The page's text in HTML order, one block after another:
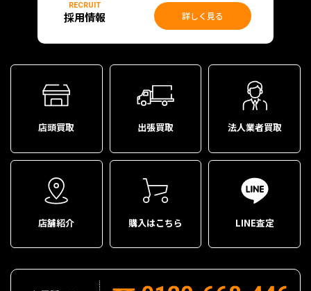
RECRUIT
採用情報 詳しく見る
店頭買取 出張買取 法人業者買取
店舗紹介 購入はこちら LINE査定